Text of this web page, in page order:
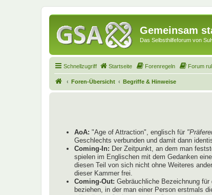
Gemeinsam
Das Selbsthilfeforum von
Schnellzugriff Startseite Forenregeln Forum
Foren-Übersicht Begriffe & Hinweise
AoA: "Age of Attraction", englisch für
Geschlechts verbunden und damit dann
Coming-In: Der Zeitpunkt, an dem man
spielen im Englischen mit dem Gedanken
diesen Teil von sich nicht ohne Weiteres
dieser Kammer frei.
Coming-Out: Gebräuchliche Bezeichnung
beziehen, in der man einer Person erstmals